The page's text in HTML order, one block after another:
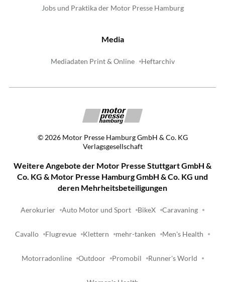
Jobs und Praktika der Motor Presse Hamburg
Media
Mediadaten Print & Online Heftarchiv
© 2026 Motor Presse Hamburg GmbH & Co. KG
Verlagsgesellschaft
Weitere Angebote der Motor Presse Stuttgart GmbH &
Co. KG & Motor Presse Hamburg GmbH & Co. KG und
deren Mehrheitsbeteiligungen
Aerokurier Auto Motor und Sport BikeX Caravaning
Cavallo Flugrevue Klettern mehr-tanken Men's Health
Motorradonline Outdoor Promobil Runner's World